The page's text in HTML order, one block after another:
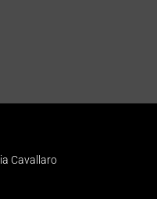
Cavallaro